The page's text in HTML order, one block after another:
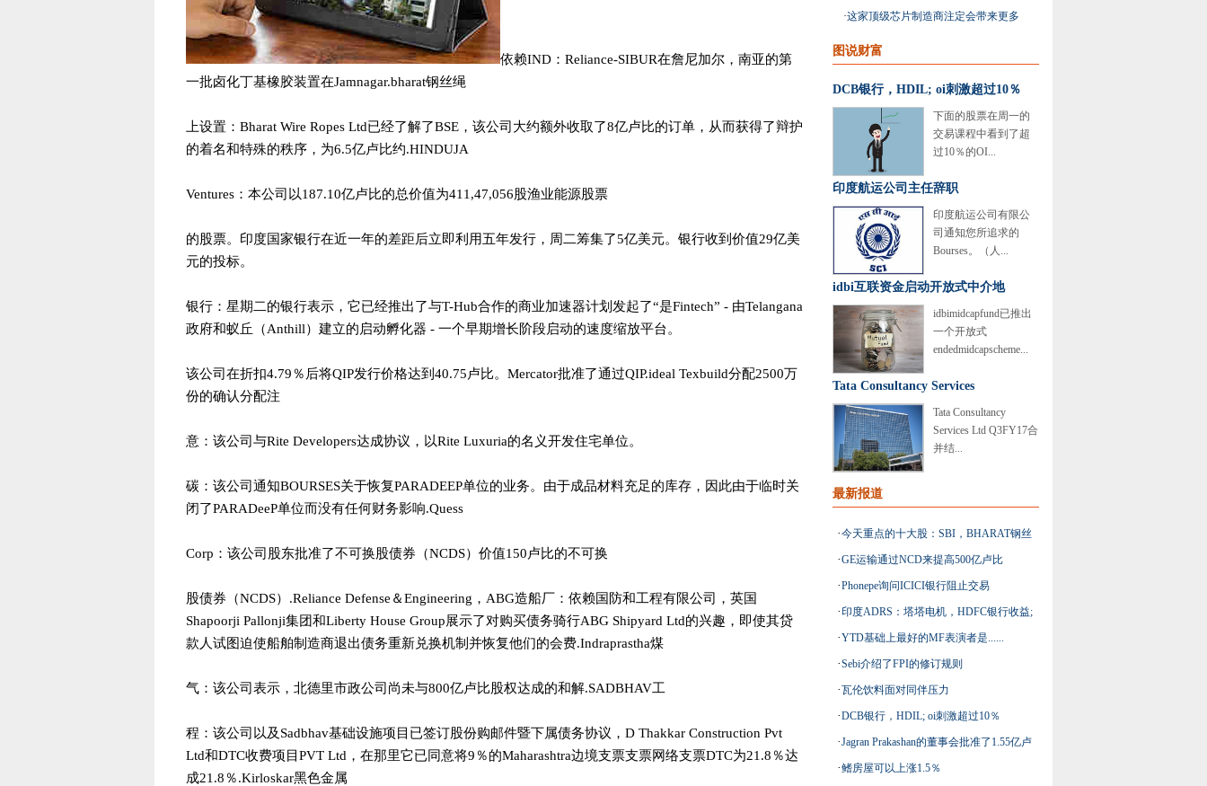
依赖IND：Reliance-SIBUR在詹尼加尔，南亚的第
一批卤化丁基橡胶装置在Jamnagar.bharat钢丝绳
上设置：Bharat Wire Ropes Ltd已经了解了BSE，该公司大约额外收取了8亿卢比的订单，从而获得了辩护
的着名和特殊的秩序，为6.5亿卢比约.HINDUJA
Ventures：本公司以187.10亿卢比的总价值为411,47,056股渔业能源股票
的股票。印度国家银行在近一年的差距后立即利用五年发行，周二筹集了5亿美元。银行收到价值29亿美
元的投标。
银行：星期二的银行表示，它已经推出了与T-Hub合作的商业加速器计划发起了“是Fintech” - 由Telangana
政府和蚁丘（Anthill）建立的启动孵化器 - 一个早期增长阶段启动的速度缩放平台。
该公司在折扣4.79％后将QIP发行价格达到40.75卢比。Mercator批准了通过QIP.ideal Texbuild分配2500万
份的确认分配注
意：该公司与Rite Developers达成协议，以Rite Luxuria的名义开发住宅单位。
碳：该公司通知BOURSES关于恢复PARADEEP单位的业务。由于成品材料充足的库存，因此由于临时关
闭了PARADeeP单位而没有任何财务影响.Quess
Corp：该公司股东批准了不可换股债券（NCDS）价值150卢比的不可换
股债券（NCDS）.Reliance Defense＆Engineering，ABG造船厂：依赖国防和工程有限公司，英国
Shapoorji Pallonji集团和Liberty House Group展示了对购买债务骑行ABG Shipyard Ltd的兴趣，即使其贷
款人试图迫使船舶制造商退出债务重新兑换机制并恢复他们的会费.Indraprastha煤
气：该公司表示，北德里市政公司尚未与800亿卢比股权达成的和解.SADBHAV工
程：该公司以及Sadbhav基础设施项目已签订股份购邮件暨下属债务协议，D Thakkar Construction Pvt
Ltd和DTC收费项目PVT Ltd，在那里它已同意将9％的Maharashtra边境支票支票网络支票DTC为21.8％达
成21.8％.Kirloskar黑色金属
·这家顶级芯片制造商注定会带来更多
优势
图说财富
DCB银行，HDIL; oi刺激超过10％
下面的股票在周一的
交易课程中看到了超
过10％的OI...
印度航运公司主任辞职
印度航运公司有限公
司通知您所追求的
Bourses。（人...
idbi互联资金启动开放式中介地
idbimidcapfund已推出
一个开放式
endedmidcapscheme...
Tata Consultancy Services
Tata Consultancy
Services Ltd Q3FY17合
并结...
最新报道
·今天重点的十大股：SBI，BHARAT钢丝
绳，Hinduja Ventures
·GE运输通过NCD来提高500亿卢比
·Phonepe询问ICICI银行阻止交易
·印度ADRS：塔塔电机，HDFC银行收益;
Infosys下降
·YTD基础上最好的MF表演者是......
·Sebi介绍了FPI的修订规则
·瓦伦饮料面对同伴压力
·DCB银行，HDIL; oi刺激超过10％
·Jagran Prakashan的董事会批准了1.55亿卢
比股票的回购
·鳍房屋可以上涨1.5％